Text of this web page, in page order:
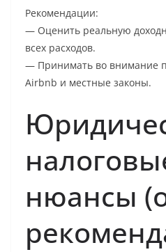
Рекомендации:
— Оценить реальную
всех расходов.
— Принимать во внимание
Airbnb и местные законы.
нюансы